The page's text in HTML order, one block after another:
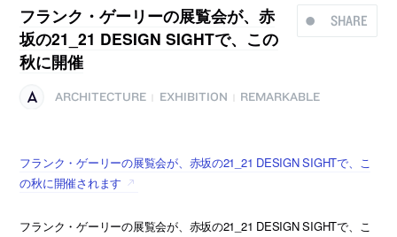
SHARE
フランク・ゲーリーの展覧会が、赤
坂の21_21 DESIGN SIGHTで、この
秋に開催
ARCHITECTURE EXHIBITION REMARKABLE
フランク・ゲーリーの展覧会が、赤坂の21_21 DESIGN SIGHTで、こ
の秋に開催されます
フランク・ゲーリーの展覧会が、赤坂の21_21 DESIGN SIGHTで、こ